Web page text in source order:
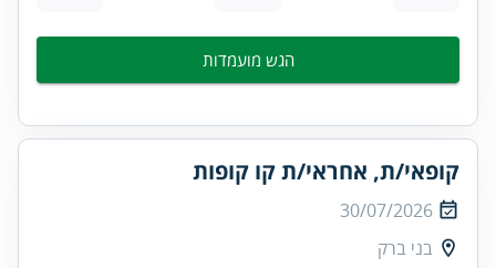
הגש מועמדות
קופאי/ת, אחראי/ת קו קופות
30/07/2026
בני ברק